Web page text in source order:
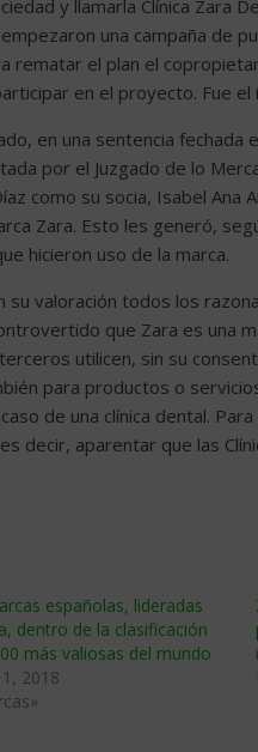
y llamarla Clínica Zara
una campaña de
rematar el plan el
en el proyecto. Fue el
en una sentencia
por el Juzgado de lo
como su socia, Isabel Ana
Zara. Esto les generó,
hicieron uso de la marca.
su valoración todos los
que Zara es una
utilicen, sin su
para productos o
de una clínica dental.
decir, aparentar que las
españolas, lideradas
dentro de la clasificación
más valiosas del mundo
2018